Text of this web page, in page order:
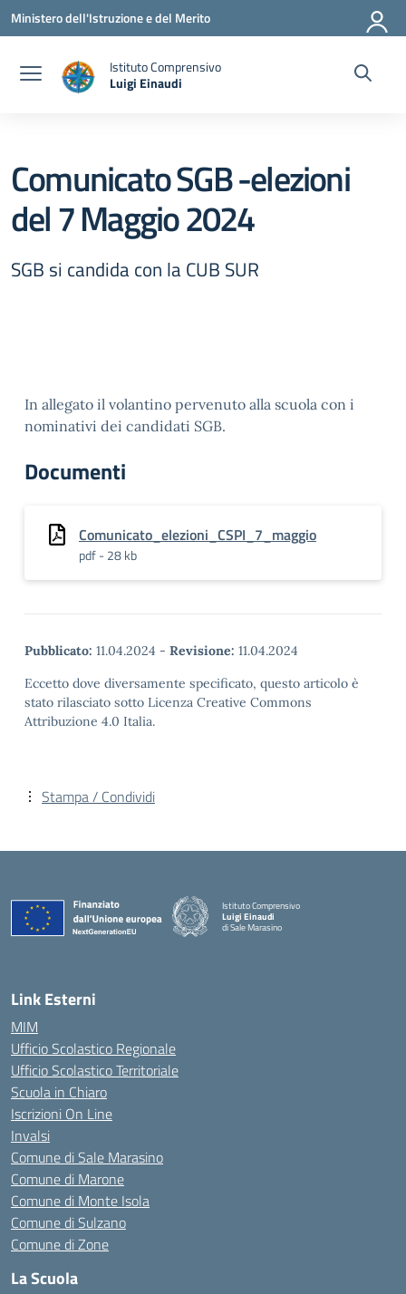
Vai ai contenuti
Vai al menu di navigazione
Vai al footer
Ministero dell'Istruzione e del Merito
Istituto Comprensivo
Luigi Einaudi
— Visita la pagina iniziale della scuola
Comunicato SGB -elezioni
del 7 Maggio 2024
SGB si candida con la CUB SUR
In allegato il volantino pervenuto alla scuola con i
nominativi dei candidati SGB.
Documenti
Comunicato_elezioni_CSPI_7_maggio
pdf - 28 kb
Pubblicato: 11.04.2024 - Revisione: 11.04.2024
Eccetto dove diversamente specificato, questo articolo è
stato rilasciato sotto Licenza Creative Commons
Attribuzione 4.0 Italia.
Stampa / Condividi
Istituto Comprensivo
Luigi Einaudi
di Sale Marasino
Link Esterni
MIM
Ufficio Scolastico Regionale
Ufficio Scolastico Territoriale
Scuola in Chiaro
Iscrizioni On Line
Invalsi
Comune di Sale Marasino
Comune di Marone
Comune di Monte Isola
Comune di Sulzano
Comune di Zone
La Scuola